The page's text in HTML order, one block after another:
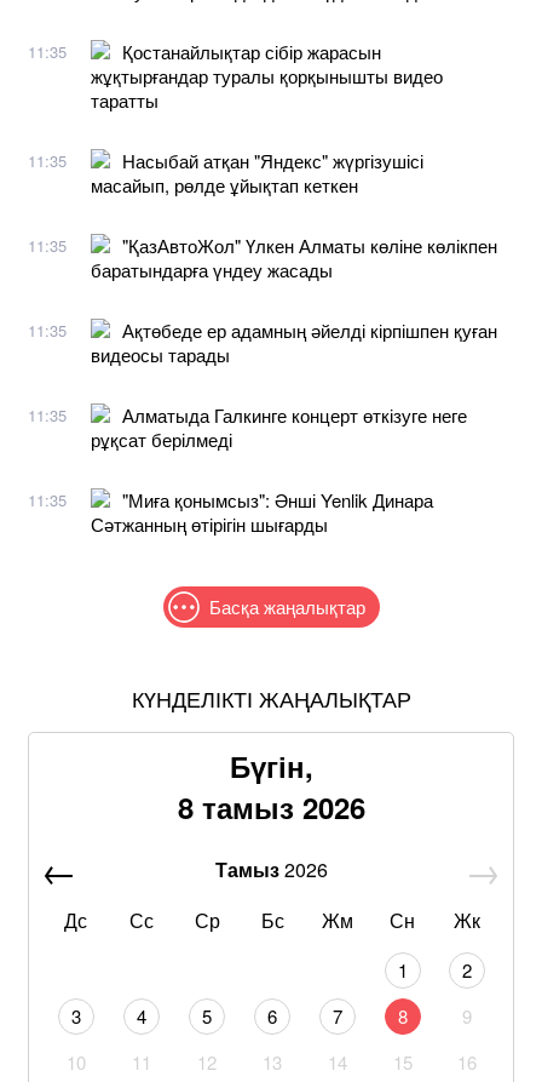
11:35
Қостанайлықтар сібір жарасын
жұқтырғандар туралы қорқынышты видео
таратты
11:35
Насыбай атқан "Яндекс" жүргізушісі
масайып, рөлде ұйықтап кеткен
11:35
"ҚазАвтоЖол" Үлкен Алматы көліне көлікпен
баратындарға үндеу жасады
11:35
Ақтөбеде ер адамның әйелді кірпішпен қуған
видеосы тарады
11:35
Алматыда Галкинге концерт өткізуге неге
рұқсат берілмеді
11:35
"Миға қонымсыз": Әнші Yenlik Динара
Сәтжанның өтірігін шығарды
Басқа жаңалықтар
КҮНДЕЛІКТІ ЖАҢАЛЫҚТАР
Бүгін,
8 тамыз 2026
Тамыз2026
Дс
Сс Ср Бс Жм Сн Жк
1
2
3
4 5 6 7 8
9
10
11 12 13 14 15
16